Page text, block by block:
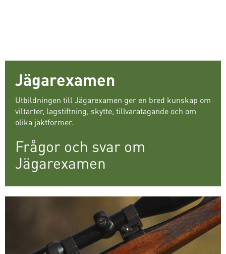
Jägarexamen
Utbildningen till Jägarexamen ger en bred kunskap om
viltarter, lagstiftning, skytte, tillvaratagande och om
olika jaktformer.
Frågor och svar om
Jägarexamen